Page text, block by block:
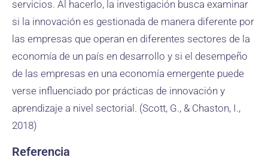
servicios. Al hacerlo, la investigación busca examinar
si la innovación es gestionada de manera diferente por
las empresas que operan en diferentes sectores de la
economía de un país en desarrollo y si el desempeño
de las empresas en una economía emergente puede
verse influenciado por prácticas de innovación y
aprendizaje a nivel sectorial. (Scott, G., & Chaston, I.,
2018)
Referencia